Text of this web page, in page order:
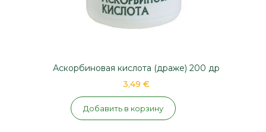
Аскорбиновая кислота (драже) 200 др
3,49 €
Добавить в корзину